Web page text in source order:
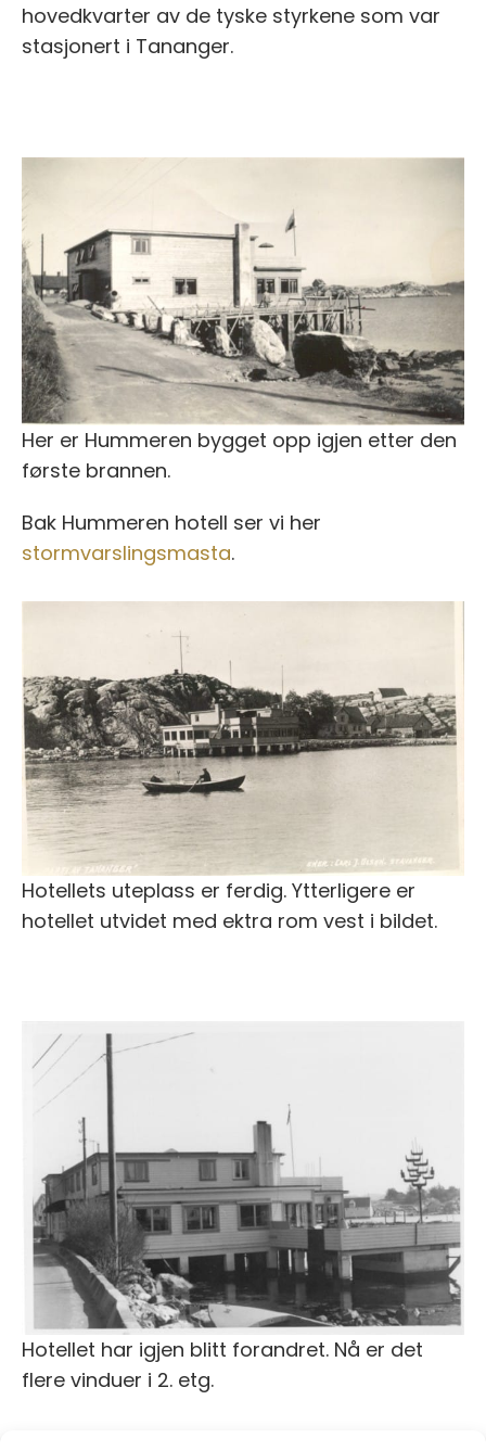
hovedkvarter av de tyske styrkene som var
stasjonert i Tananger.
Her er Hummeren bygget opp igjen etter den
første brannen.
Bak Hummeren hotell ser vi her
stormvarslingsmasta.
Hotellets uteplass er ferdig. Ytterligere er
hotellet utvidet med ektra rom vest i bildet.
Hotellet har igjen blitt forandret. Nå er det
flere vinduer i 2. etg.